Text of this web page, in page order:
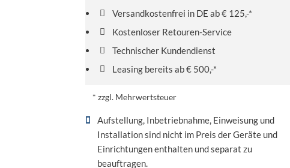
Versandkostenfrei in DE ab € 125,-*
Kostenloser Retouren-Service
Technischer Kundendienst
Leasing bereits ab € 500,-*
* zzgl. Mehrwertsteuer
Aufstellung, Inbetriebnahme, Einweisung und
Installation sind nicht im Preis der Geräte und
Einrichtungen enthalten und separat zu
beauftragen.